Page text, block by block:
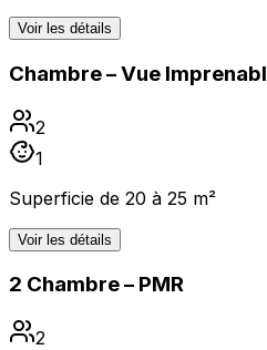
Voir les détails
Chambre – Vue
2
1
Superficie de 20 à 25 m²
Voir les détails
2 Chambre – PMR
2